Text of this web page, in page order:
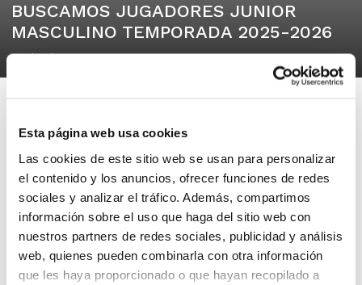
Esta página web usa cookies
Las cookies de este sitio web se usan para personalizar
el contenido y los anuncios, ofrecer funciones de redes
sociales y analizar el tráfico. Además, compartimos
información sobre el uso que haga del sitio web con
nuestros partners de redes sociales, publicidad y análisis
web, quienes pueden combinarla con otra información
que les haya proporcionado o que hayan recopilado a
BUSCAMOS JUGADORES JUNIOR
MASCULINO TEMPORADA 2025-2026
02/07/2025
CB ALGEMESI
ALGEMESI
BUSCAMOS JUGADORES JUNIOR
MASCULINO TEMPORADA 2025-2026